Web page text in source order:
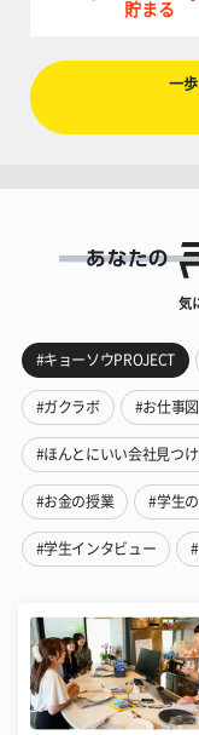
貯まる
一
気
#キョーソウPROJECT
#ガクラボ #お仕事
#ほんとにいい会社見つけ
#お金の授業 #学生
#学生インタビュー